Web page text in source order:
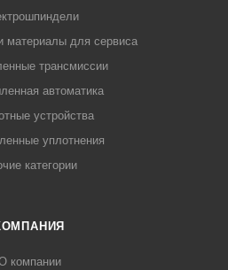
материалы для сервиса
трансмиссии
автоматика
устройства
уплотнения
категории
компании